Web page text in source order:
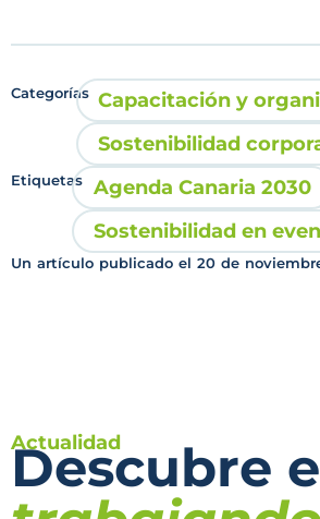
Categorías Capacitación y
Sostenibilidad
Etiquetas Agenda Canaria 2030
Sostenibilidad en
Un artículo publicado el 20 de
Actualidad
Descubre